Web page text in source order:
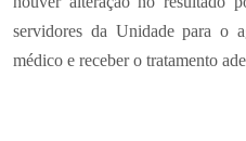
servidores da Unidade para o
médico e receber o tratamento